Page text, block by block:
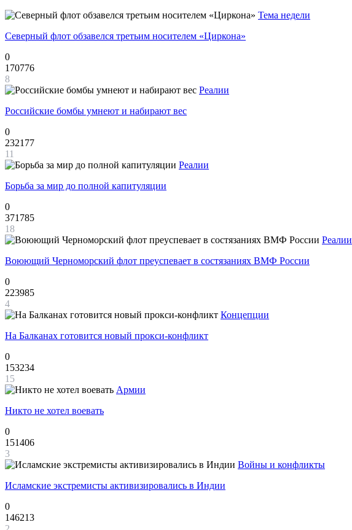
Тема недели
Северный флот обзавелся третьим носителем «Циркона»
0
170776
8
Реалии
Российские бомбы умнеют и набирают вес
0
232177
11
Реалии
Борьба за мир до полной капитуляции
0
371785
18
Реалии
Воюющий Черноморский флот преуспевает в состязаниях ВМФ России
0
223985
4
Концепции
На Балканах готовится новый прокси-конфликт
0
153234
15
Армии
Никто не хотел воевать
0
151406
3
Войны и конфликты
Исламские экстремисты активизировались в Индии
0
146213